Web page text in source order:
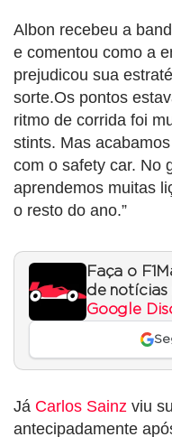
Albon recebeu a
e comentou como a
prejudicou sua
sorte.Os pontos
ritmo de corrida foi
stints. Mas
com o safety car. No
aprendemos muitas
o resto do ano.”
Faça o
de notícias
Google
Já Carlos Sainz viu
antecipadamente